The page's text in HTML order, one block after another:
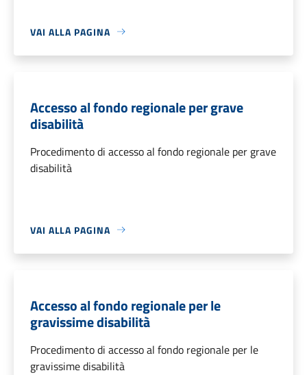
VAI ALLA PAGINA
Accesso al fondo regionale per grave
disabilità
Procedimento di accesso al fondo regionale per grave
disabilità
VAI ALLA PAGINA
Accesso al fondo regionale per le
gravissime disabilità
Procedimento di accesso al fondo regionale per le
gravissime disabilità